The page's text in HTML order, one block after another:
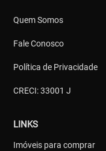
Quem Somos
Fale Conosco
Política de Privacidade
CRECI: 33001 J
LINKS
Imóveis para comprar